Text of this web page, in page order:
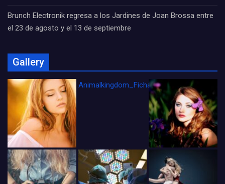
Brunch Electronik regresa a los Jardines de Joan Brossa entre
el 23 de agosto y el 13 de septiembre
Gallery
Animalkingdom_FichaCine